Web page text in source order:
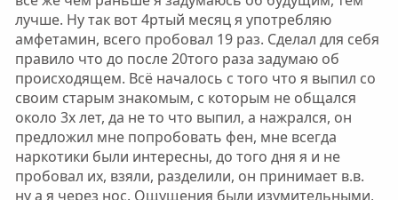
лучше. Ну так вот 4ртый месяц я употребляю
амфетамин, всего пробовал 19 раз. Сделал для себя
правило что до после 20того раза задумаю об
происходящем. Всё началось с того что я выпил со
своим старым знакомым, с которым не общался
около 3х лет, да не то что выпил, а нажрался, он
предложил мне попробовать фен, мне всегда
наркотики были интересны, до того дня я и не
пробовал их, взяли, разделили, он принимает в.в.
ну а я через нос. Ощущения были изумительными,